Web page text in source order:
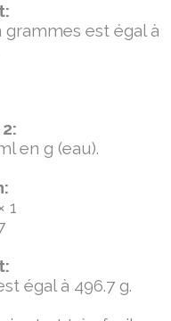
est égal à
en g (eau).
1
égal à 496.7 g.